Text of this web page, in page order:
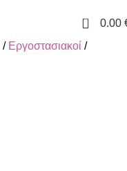
0 0.00
Εργοστασιακοί